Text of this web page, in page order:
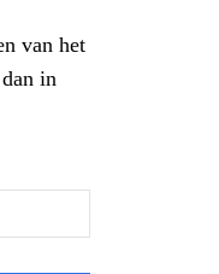
van het
in